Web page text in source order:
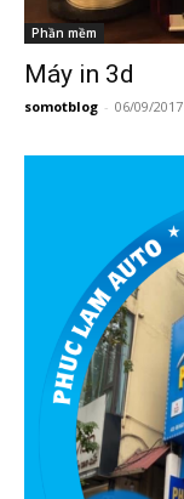
Phần mềm
Máy in 3d
somotblog - 06/09/2017